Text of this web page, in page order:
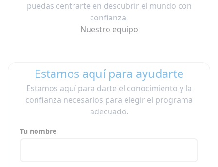
puedas centrarte en descubrir el mundo con
confianza.
Nuestro equipo
Estamos aquí para ayudarte
Estamos aquí para darte el conocimiento y la
confianza necesarios para elegir el programa
adecuado.
Tu nombre